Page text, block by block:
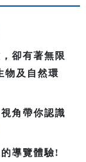
卻有著無限
物及自然環
角帶你認識
導覽體驗!